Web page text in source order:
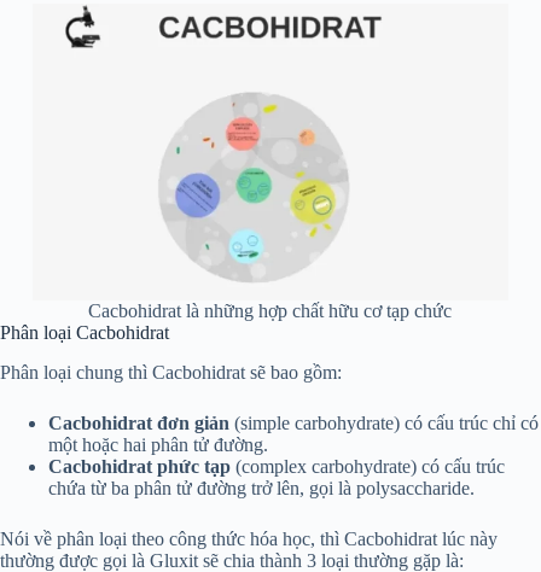
Cacbohidrat là những hợp chất hữu cơ tạp chức
Phân loại Cacbohidrat
Phân loại chung thì Cacbohidrat sẽ bao gồm:
Cacbohidrat đơn giản (simple carbohydrate) có cấu trúc chỉ có
một hoặc hai phân tử đường.
Cacbohidrat phức tạp (complex carbohydrate) có cấu trúc
chứa từ ba phân tử đường trở lên, gọi là polysaccharide.
Nói về phân loại theo công thức hóa học, thì Cacbohidrat lúc này
thường được gọi là Gluxit sẽ chia thành 3 loại thường gặp là: